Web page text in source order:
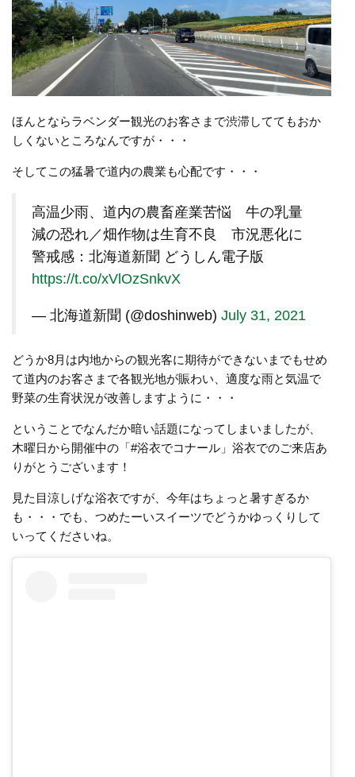
ほんとならラベンダー観光のお客さまで渋滞しててもおか
しくないところなんですが・・・
そしてこの猛暑で道内の農業も心配です・・・
高温少雨、道内の農畜産業苦悩 牛の乳量
減の恐れ／畑作物は生育不良 市況悪化に
警戒感：北海道新聞 どうしん電子版
https://t.co/xVlOzSnkvX
— 北海道新聞 (@doshinweb) July 31, 2021
どうか8月は内地からの観光客に期待ができないまでもせめ
て道内のお客さまで各観光地が賑わい、適度な雨と気温で
野菜の生育状況が改善しますように・・・
ということでなんだか暗い話題になってしまいましたが、
木曜日から開催中の「#浴衣でコナール」浴衣でのご来店あ
りがとうございます！
見た目涼しげな浴衣ですが、今年はちょっと暑すぎるか
も・・・でも、つめたーいスイーツでどうかゆっくりして
いってくださいね。